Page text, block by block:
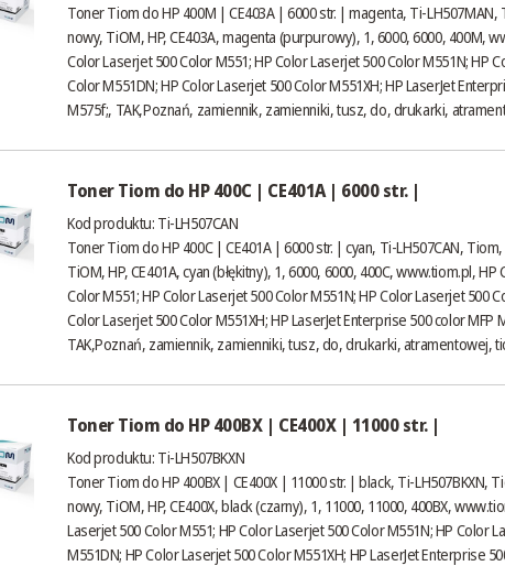
Toner Tiom do HP 400M | CE403A | 6000 str. | magenta, Ti-
nowy, TiOM, HP, CE403A, magenta (purpurowy), 1, 6000, 6000, 400M,
Color Laserjet 500 Color M551; HP Color Laserjet 500 Color M551N; HP
Color M551DN; HP Color Laserjet 500 Color M551XH; HP LaserJet
M575f;, TAK,Poznań, zamiennik, zamienniki, tusz, do, drukarki,
Toner Tiom do HP 400C | CE401A | 6000 str. |
Kod produktu: Ti-LH507CAN
Toner Tiom do HP 400C | CE401A | 6000 str. | cyan, Ti-LH507CAN,
TiOM, HP, CE401A, cyan (błękitny), 1, 6000, 6000, 400C,www.tiom.pl, HP
Color M551; HP Color Laserjet 500 Color M551N; HP Color Laserjet 500
Color Laserjet 500 Color M551XH; HP LaserJet Enterprise 500 color MFP
TAK,Poznań, zamiennik, zamienniki, tusz, do, drukarki, atramentowej,
Toner Tiom do HP 400BX | CE400X | 11000 str. |
Kod produktu: Ti-LH507BKXN
Toner Tiom do HP 400BX | CE400X | 11000 str. | black, Ti-LH507BKXN,
nowy, TiOM, HP, CE400X, black (czarny), 1, 11000, 11000, 400BX,
Laserjet 500 Color M551; HP Color Laserjet 500 Color M551N; HP Color
M551DN; HP Color Laserjet 500 Color M551XH; HP LaserJet Enterprise